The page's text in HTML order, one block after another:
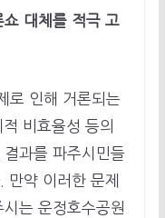
대체를 적극 고
로 인해 거론되는
비효율성 등의
과를 파주시민들
만약 이러한 문제
는 운정호수공원